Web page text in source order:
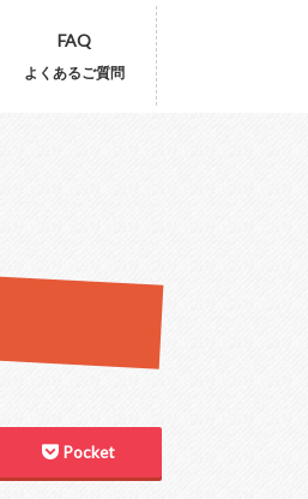
FAQ
よくあるご質問
Pocket